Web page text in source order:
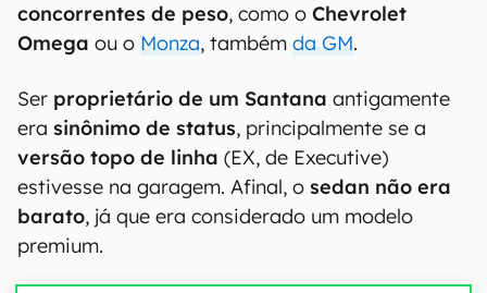
concorrentes de peso, como o Chevrolet
Omega ou o Monza, também da GM.
Ser proprietário de um Santana antigamente
era sinônimo de status, principalmente se a
versão topo de linha (EX, de Executive)
estivesse na garagem. Afinal, o sedan não era
barato, já que era considerado um modelo
premium.